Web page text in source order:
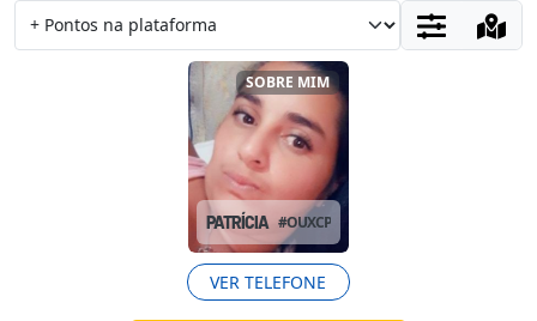
SOBRE MIM
PATRÍCIA #OUXCPORI
VER TELEFONE